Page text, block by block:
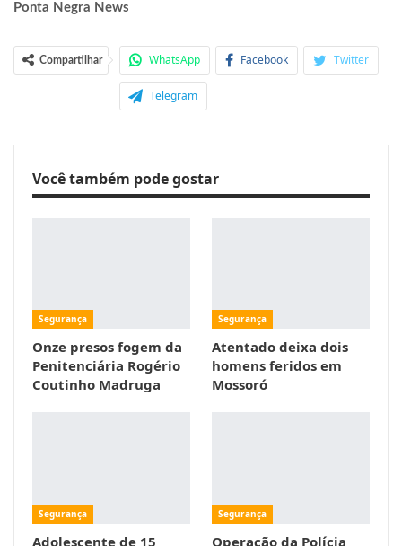
Ponta Negra News
Compartilhar WhatsApp Facebook Twitter
Telegram
Você também pode gostar
Segurança
Onze presos fogem da
Penitenciária Rogério
Coutinho Madruga
Segurança
Atentado deixa dois
homens feridos em
Mossoró
Segurança
Adolescente de 15
Segurança
Operação da Polícia